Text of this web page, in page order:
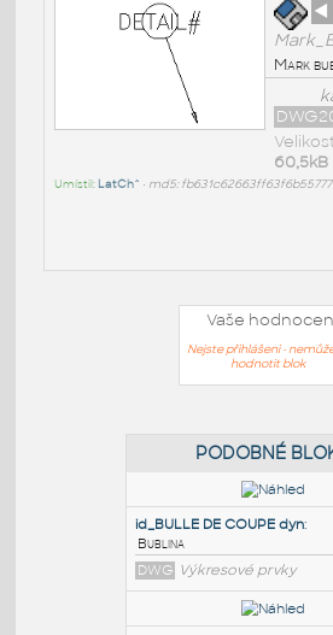
◄
Mark
60,5kB
Umístil: LatCh^ • md5:
Vaše
Nejste přihlášeni -
hodnotit blok